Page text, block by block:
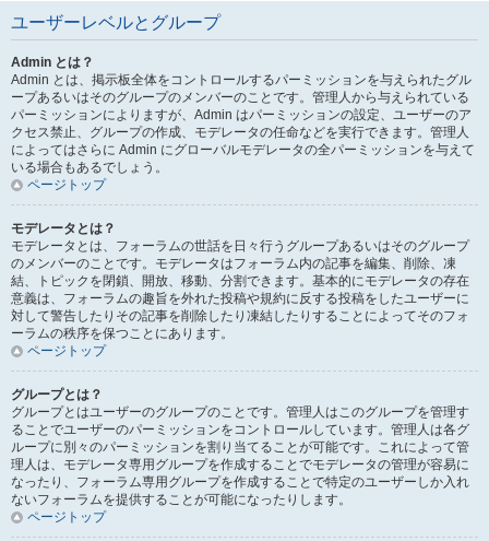
ユーザーレベルとグループ
Admin とは？
Admin とは、掲示板全体をコントロールするパーミッションを与えられたグル
ープあるいはそのグループのメンバーのことです。管理人から与えられている
パーミッションによりますが、Admin はパーミッションの設定、ユーザーのア
クセス禁止、グループの作成、モデレータの任命などを実行できます。管理人
によってはさらに Admin にグローバルモデレータの全パーミッションを与えて
いる場合もあるでしょう。
ページトップ
モデレータとは？
モデレータとは、フォーラムの世話を日々行うグループあるいはそのグループ
のメンバーのことです。モデレータはフォーラム内の記事を編集、削除、凍
結、トピックを閉鎖、開放、移動、分割できます。基本的にモデレータの存在
意義は、フォーラムの趣旨を外れた投稿や規約に反する投稿をしたユーザーに
対して警告したりその記事を削除したり凍結したりすることによってそのフォ
ーラムの秩序を保つことにあります。
ページトップ
グループとは？
グループとはユーザーのグループのことです。管理人はこのグループを管理す
ることでユーザーのパーミッションをコントロールしています。管理人は各グ
ループに別々のパーミッションを割り当てることが可能です。これによって管
理人は、モデレータ専用グループを作成することでモデレータの管理が容易に
なったり、フォーラム専用グループを作成することで特定のユーザーしか入れ
ないフォーラムを提供することが可能になったりします。
ページトップ